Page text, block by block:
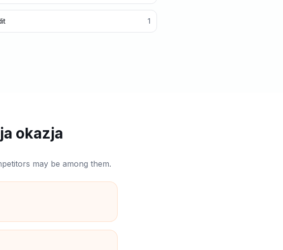
1
okazja
may be among them.